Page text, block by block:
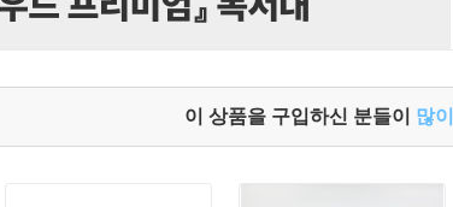
이 상품을 구입하신 분들이 많